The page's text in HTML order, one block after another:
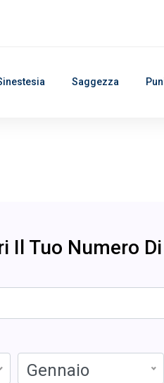
Saggezza
Il Tuo Numero
Gennaio